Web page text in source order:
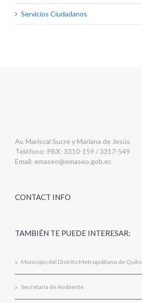
Servicios Ciudadanos
Av. Mariscal Sucre y Mariana de Jesús
Teléfono: PBX: 3310-159 / 3317-549
Email: emaseo@emaseo.gob.ec
CONTACT INFO
TAMBIÉN TE PUEDE INTERESAR:
Municipio del Distrito Metropolitano de Quito
Secretaría de Ambiente